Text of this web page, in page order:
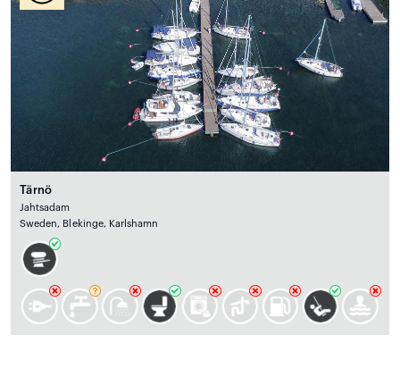
Tärnö
Jahtsadam
Sweden, Blekinge, Karlshamn